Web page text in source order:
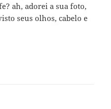
ah, adorei a sua foto,
seus olhos, cabelo e